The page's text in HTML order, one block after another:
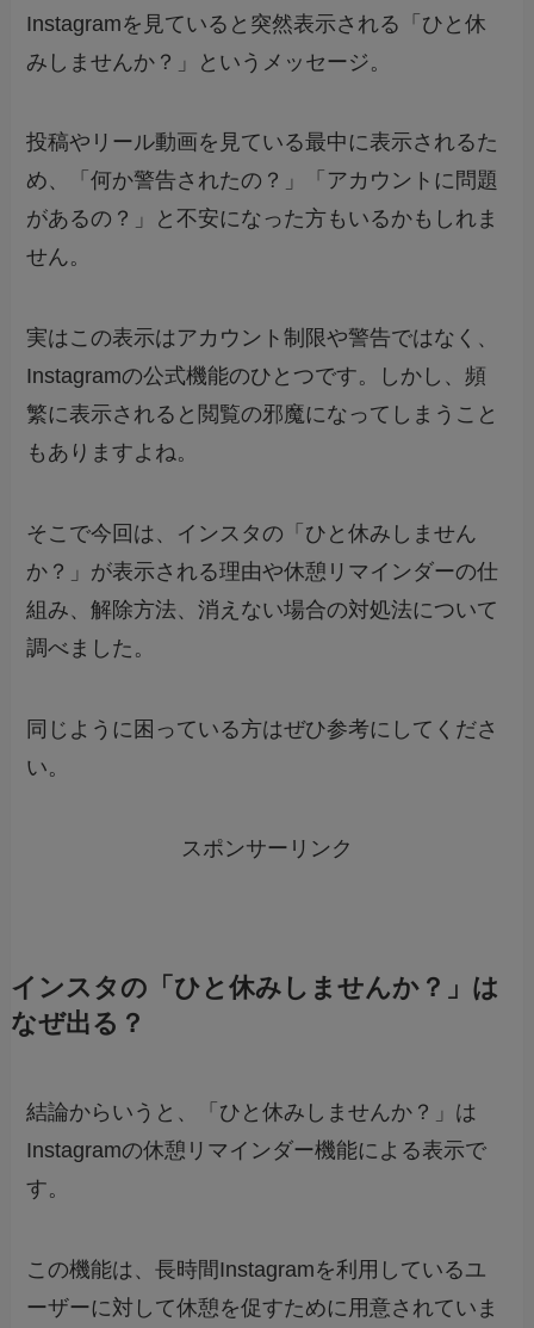
Instagramを見ていると突然表示される「ひと休
みしませんか？」というメッセージ。
投稿やリール動画を見ている最中に表示されるた
め、「何か警告されたの？」「アカウントに問題
があるの？」と不安になった方もいるかもしれま
せん。
実はこの表示はアカウント制限や警告ではなく、
Instagramの公式機能のひとつです。しかし、頻
繁に表示されると閲覧の邪魔になってしまうこと
もありますよね。
そこで今回は、インスタの「ひと休みしません
か？」が表示される理由や休憩リマインダーの仕
組み、解除方法、消えない場合の対処法について
調べました。
同じように困っている方はぜひ参考にしてくださ
い。
スポンサーリンク
インスタの「ひと休みしませんか？」は
なぜ出る？
結論からいうと、「ひと休みしませんか？」は
Instagramの休憩リマインダー機能による表示で
す。
この機能は、長時間Instagramを利用しているユ
ーザーに対して休憩を促すために用意されていま